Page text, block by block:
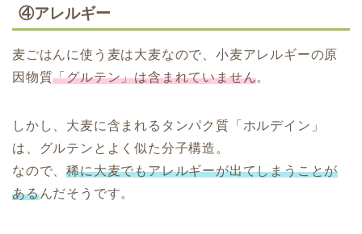
④アレルギー
麦ごはんに使う麦は大麦なので、小麦アレルギーの原
因物質「グルテン」は含まれていません。
しかし、大麦に含まれるタンパク質「ホルデイン」
は、グルテンとよく似た分子構造。
なので、稀に大麦でもアレルギーが出てしまうことが
あるんだそうです。